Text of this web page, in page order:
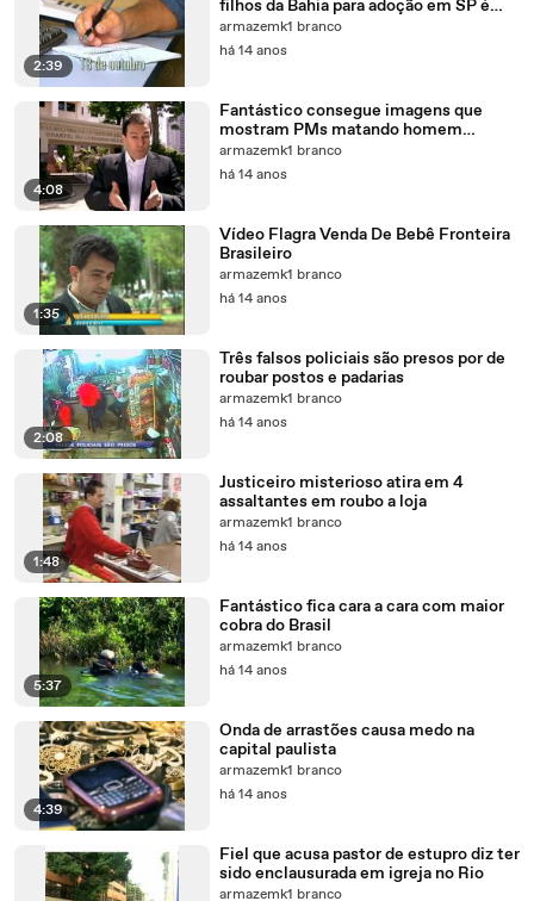
2:39
filhos da Bahia para adoção em SP é
ouvido em CPI
armazemk1 branco
há 14 anos
4:08
Fantástico consegue imagens que
mostram PMs matando homem
desarmado em SP
armazemk1 branco
há 14 anos
1:35
Vídeo Flagra Venda De Bebê Fronteira
Brasileiro
armazemk1 branco
há 14 anos
2:08
Três falsos policiais são presos por de
roubar postos e padarias
armazemk1 branco
há 14 anos
1:48
Justiceiro misterioso atira em 4
assaltantes em roubo a loja
armazemk1 branco
há 14 anos
5:37
Fantástico fica cara a cara com maior
cobra do Brasil
armazemk1 branco
há 14 anos
4:39
Onda de arrastões causa medo na
capital paulista
armazemk1 branco
há 14 anos
Fiel que acusa pastor de estupro diz ter
sido enclausurada em igreja no Rio
armazemk1 branco